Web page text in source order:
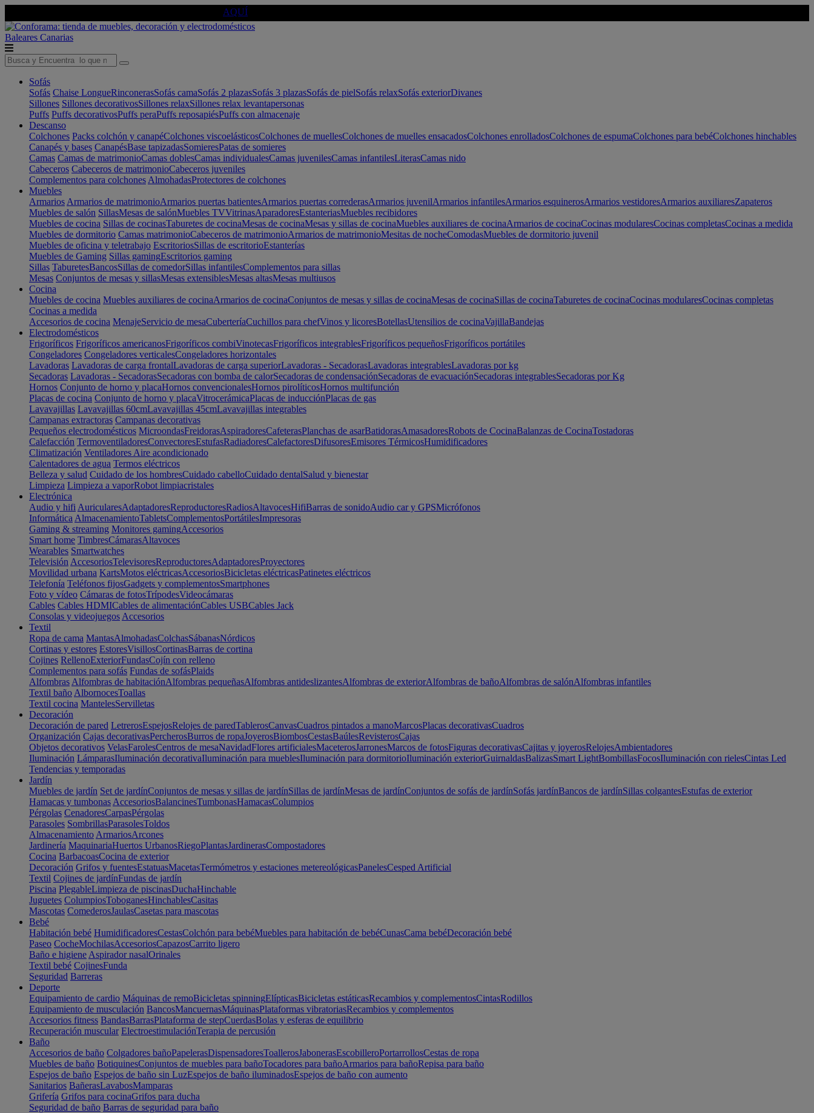
AQUÍ
Baleares Canarias
Sofás
Sofás Chaise LongueRinconerasSofás camaSofás 2 plazasSofás 3 plazasSofás de pielSofás relaxSofás exteriorDivanes
Sillones Sillones decorativosSillones relaxSillones relax levantapersonas
Puffs Puffs decorativosPuffs peraPuffs reposapiésPuffs con almacenaje
Descanso
Colchones Packs colchón y canapéColchones viscoelásticosColchones de muellesColchones de muelles ensacadosColchones enrolladosColchones de espumaColchones para bebéColchones hinchables
Canapés y bases CanapésBase tapizadasSomieresPatas de somieres
Camas Camas de matrimonioCamas doblesCamas individualesCamas juvenilesCamas infantilesLiterasCamas nido
Cabeceros Cabeceros de matrimonioCabeceros juveniles
Complementos para colchones AlmohadasProtectores de colchones
Muebles
Armarios Armarios de matrimonioArmarios puertas batientesArmarios puertas correderasArmarios juvenilArmarios infantilesArmarios esquinerosArmarios vestidoresArmarios auxiliaresZapateros
Muebles de salón SillasMesas de salónMuebles TVVitrinasAparadoresEstanteriasMuebles recibidores
Muebles de cocina Sillas de cocinasTaburetes de cocinaMesas de cocinaMesas y sillas de cocinaMuebles auxiliares de cocinaArmarios de cocinaCocinas modularesCocinas completasCocinas a medida
Muebles de dormitorio Camas matrimonioCabeceros de matrimonioArmarios de matrimonioMesitas de nocheComodasMuebles de dormitorio juvenil
Muebles de oficina y teletrabajo EscritoriosSillas de escritorioEstanterías
Muebles de Gaming Sillas gamingEscritorios gaming
Sillas TaburetesBancosSillas de comedorSillas infantilesComplementos para sillas
Mesas Conjuntos de mesas y sillasMesas extensiblesMesas altasMesas multiusos
Cocina
Muebles de cocina Muebles auxiliares de cocinaArmarios de cocinaConjuntos de mesas y sillas de cocinaMesas de cocinaSillas de cocinaTaburetes de cocinaCocinas modularesCocinas completas
Cocinas a medida
Accesorios de cocina MenajeServicio de mesaCuberteríaCuchillos para chefVinos y licoresBotellasUtensilios de cocinaVajillaBandejas
Electrodomésticos
Frigoríficos Frigoríficos americanosFrigoríficos combiVinotecasFrigoríficos integrablesFrigoríficos pequeñosFrigoríficos portátiles
Congeladores Congeladores verticalesCongeladores horizontales
Lavadoras Lavadoras de carga frontalLavadoras de carga superiorLavadoras - SecadorasLavadoras integrablesLavadoras por kg
Secadoras Lavadoras - SecadorasSecadoras con bomba de calorSecadoras de condensaciónSecadoras de evacuaciónSecadoras integrablesSecadoras por Kg
Hornos Conjunto de horno y placaHornos convencionalesHornos pirolíticosHornos multifunción
Placas de cocina Conjunto de horno y placaVitrocerámicaPlacas de inducciónPlacas de gas
Lavavajillas Lavavajillas 60cmLavavajillas 45cmLavavajillas integrables
Campanas extractoras Campanas decorativas
Pequeños electrodomésticos MicroondasFreidorasAspiradoresCafeterasPlanchas de asarBatidorasAmasadoresRobots de CocinaBalanzas de CocinaTostadoras
Calefacción TermoventiladoresConvectoresEstufasRadiadoresCalefactoresDifusoresEmisores TérmicosHumidificadores
Climatización Ventiladores Aire acondicionado
Calentadores de agua Termos eléctricos
Belleza y salud Cuidado de los hombresCuidado cabelloCuidado dentalSalud y bienestar
Limpieza Limpieza a vaporRobot limpiacristales
Electrónica
Audio y hifi AuricularesAdaptadoresReproductoresRadiosAltavocesHifiBarras de sonidoAudio car y GPSMicrófonos
Informática AlmacenamientoTabletsComplementosPortátilesImpresoras
Gaming & streaming Monitores gamingAccesorios
Smart home TimbresCámarasAltavoces
Wearables Smartwatches
Televisión AccesoriosTelevisoresReproductoresAdaptadoresProyectores
Movilidad urbana KartsMotos eléctricasAccesoriosBicicletas eléctricasPatinetes eléctricos
Telefonía Teléfonos fijosGadgets y complementosSmartphones
Foto y vídeo Cámaras de fotosTrípodesVideocámaras
Cables Cables HDMICables de alimentaciónCables USBCables Jack
Consolas y videojuegos Accesorios
Textil
Ropa de cama MantasAlmohadasColchasSábanasNórdicos
Cortinas y estores EstoresVisillosCortinasBarras de cortina
Cojines RellenoExteriorFundasCojín con relleno
Complementos para sofás Fundas de sofásPlaids
Alfombras Alfombras de habitaciónAlfombras pequeñasAlfombras antideslizantesAlfombras de exteriorAlfombras de bañoAlfombras de salónAlfombras infantiles
Textil baño AlbornocesToallas
Textil cocina MantelesServilletas
Decoración
Decoración de pared LetrerosEspejosRelojes de paredTablerosCanvasCuadros pintados a manoMarcosPlacas decorativasCuadros
Organización Cajas decorativasPercherosBurros de ropaJoyerosBiombosCestasBaúlesRevisterosCajas
Objetos decorativos VelasFarolesCentros de mesaNavidadFlores artificialesMaceterosJarronesMarcos de fotosFiguras decorativasCajitas y joyerosRelojesAmbientadores
Iluminación LámparasIluminación decorativaIluminación para mueblesIluminación para dormitorioIluminación exteriorGuirnaldasBalizasSmart LightBombillasFocosIluminación con rielesCintas Led
Tendencias y temporadas
Jardín
Muebles de jardín Set de jardínConjuntos de mesas y sillas de jardínSillas de jardínMesas de jardínConjuntos de sofás de jardínSofás jardínBancos de jardínSillas colgantesEstufas de exterior
Hamacas y tumbonas AccesoriosBalancinesTumbonasHamacasColumpios
Pérgolas CenadoresCarpasPérgolas
Parasoles SombrillasParasolesToldos
Almacenamiento ArmariosArcones
Jardinería MaquinariaHuertos UrbanosRiegoPlantasJardinerasCompostadores
Cocina BarbacoasCocina de exterior
Decoración Grifos y fuentesEstatuasMacetasTermómetros y estaciones metereológicasPanelesCesped Artificial
Textil Cojines de jardínFundas de jardín
Piscina PlegableLimpieza de piscinasDuchaHinchable
Juguetes ColumpiosToboganesHinchablesCasitas
Mascotas ComederosJaulasCasetas para mascotas
Bebé
Habitación bebé HumidificadoresCestasColchón para bebéMuebles para habitación de bebéCunasCama bebéDecoración bebé
Paseo CocheMochilasAccesoriosCapazosCarrito ligero
Baño e higiene Aspirador nasalOrinales
Textil bebé CojinesFunda
Seguridad Barreras
Deporte
Equipamiento de cardio Máquinas de remoBicicletas spinningElípticasBicicletas estáticasRecambios y complementosCintasRodillos
Equipamiento de musculación BancosMancuernasMáquinasPlataformas vibratoriasRecambios y complementos
Accesorios fitness BandasBarrasPlataforma de stepCuerdasBolas y esferas de equilibrio
Recuperación muscular ElectroestimulaciónTerapia de percusión
Baño
Accesorios de baño Colgadores bañoPapelerasDispensadoresToallerosJabonerasEscobilleroPortarrollosCestas de ropa
Muebles de baño BotiquinesConjuntos de muebles para bañoTocadores para bañoArmarios para bañoRepisa para baño
Espejos de baño Espejos de baño sin LuzEspejos de baño iluminadosEspejos de baño con aumento
Sanitarios BañerasLavabosMamparas
Grifería Grifos para cocinaGrifos para ducha
Seguridad de baño Barras de seguridad para baño